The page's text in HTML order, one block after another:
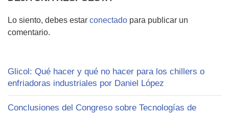
Lo siento, debes estar conectado para publicar un
comentario.
Glicol: Qué hacer y qué no hacer para los chillers o
enfriadoras industriales por Daniel López
Conclusiones del Congreso sobre Tecnologías de